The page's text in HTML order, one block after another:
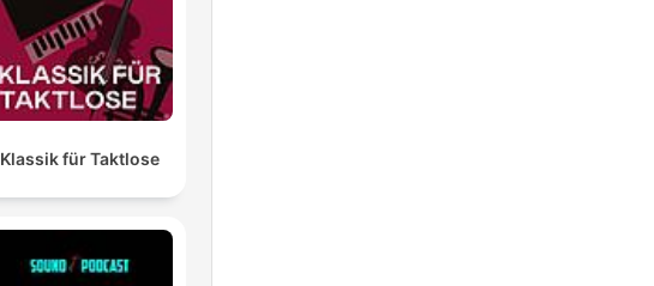
Klassik für Taktlose